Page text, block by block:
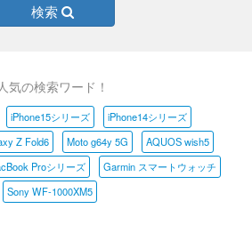
検索
人気の検索ワード！
iPhone15シリーズ
iPhone14シリーズ
Z Fold6 Moto g64y 5G
AQUOS wish5
Proシリーズ
Garmin スマートウォッチ
Sony WF-1000XM5